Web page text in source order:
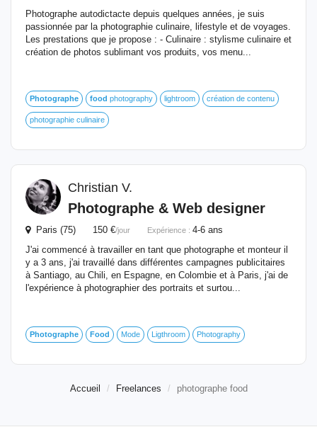
Photographe autodictacte depuis quelques années, je suis
passionnée par la photographie culinaire, lifestyle et de voyages.
Les prestations que je propose : - Culinaire : stylisme culinaire et
création de photos sublimant vos produits, vos menu...
Photographe food photography lightroom création de contenu
photographie culinaire
Christian V.
Photographe & Web designer
Paris (75) 150 €/jour Expérience : 4-6 ans
J'ai commencé à travailler en tant que photographe et monteur il
y a 3 ans, j'ai travaillé dans différentes campagnes publicitaires
à Santiago, au Chili, en Espagne, en Colombie et à Paris, j'ai de
l'expérience à photographier des portraits et surtou...
Photographe Food Mode Ligthroom Photography
Accueil Freelances photographe food